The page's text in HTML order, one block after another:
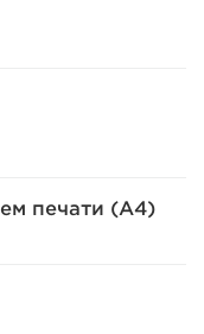
печати (A4)